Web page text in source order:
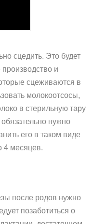
сцедить. Это будет
и
сцеживаются в
молокоотсосы,
в стерильную тару
нужно
его в таком виде
4 месяцев.
после родов нужно
позаботиться о